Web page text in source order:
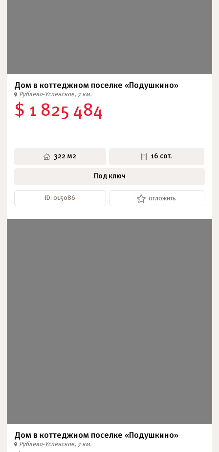
Дом в коттеджном поселке «Подушкино»
Рублево-Успенское, 7 км.
$ 1 825 484
322 м2 16 сот.
Под ключ
ID: 015086 отложить
Дом в коттеджном поселке «Подушкино»
Рублево-Успенское, 7 км.